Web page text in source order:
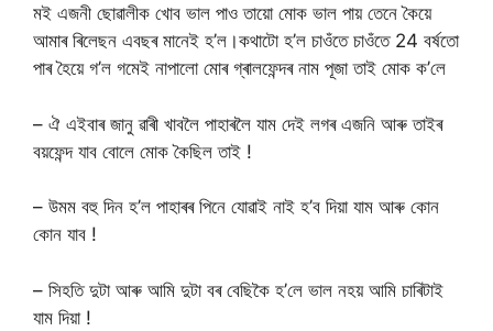
মই এজনী ছোৱালীক খোব ভাল পাও তায়ো মোক ভাল পায় তেনে কৈয়ে
আমাৰ ৰিলেছন এবছৰ মানেই হ’ল।কথাটো হ’ল চাওঁতে চাওঁতে 24 বৰ্ষতো
পাৰ হৈয়ে গ’ল গমেই নাপালো মোৰ গ্ৰালফেন্দৰ নাম পূজা তাই মোক ক’লে
– ঐ এইবাৰ জানু ৱাৰী খাবলৈ পাহাৰলৈ যাম দেই লগৰ এজনি আৰু তাইৰ
বয়ফেন্দ যাব বোলে মোক কৈছিল তাই !
– উমম বহু দিন হ’ল পাহাৰৰ পিনে যোৱাই নাই হ’ব দিয়া যাম আৰু কোন
কোন যাব !
– সিহতি দুটা আৰু আমি দুটা বৰ বেছিকৈ হ’লে ভাল নহয় আমি চাৰিটাই
যাম দিয়া !